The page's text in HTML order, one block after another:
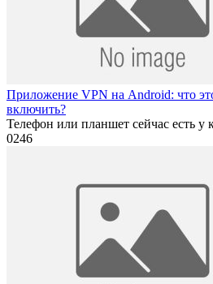
Приложение VPN на Android: что
включить?
Телефон или планшет сейчас есть у
0246